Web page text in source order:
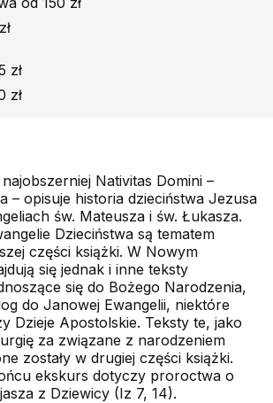
zł
zł
Nativitas Domini –
– opisuje historia dzieciństwa Jezusa
św. Mateusza i św. Łukasza.
Dzieciństwa są tematem
części książki. W Nowym
się jednak i inne teksty
się do Bożego Narodzenia,
do Janowej Ewangelii, niektóre
Dzieje Apostolskie. Teksty te, jako
za związane z narodzeniem
zostały w drugiej części książki.
ekskurs dotyczy proroctwa o
z Dziewicy (Iz 7, 14).